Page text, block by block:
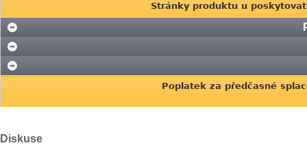
Stránky produktu u
Poplatek za předčasné
Diskuse